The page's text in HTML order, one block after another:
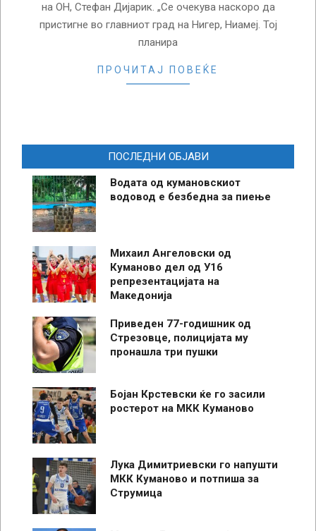
на ОН, Стефан Дијарик. „Се очекува наскоро да
пристигне во главниот град на Нигер, Ниамеј. Тој
планира
ПРОЧИТАЈ ПОВЕЌЕ
ПОСЛЕДНИ ОБЈАВИ
Водата од кумановскиот
водовод е безбедна за пиење
Михаил Ангеловски од
Куманово дел од У16
репрезентацијата на
Македонија
Приведен 77-годишник од
Стрезовце, полицијата му
пронашла три пушки
Бојан Крстевски ќе го засили
ростерот на МКК Куманово
Лука Димитриевски го напушти
МКК Куманово и потпиша за
Струмица